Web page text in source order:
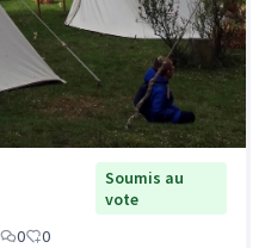
Soumis au
vote
0 0